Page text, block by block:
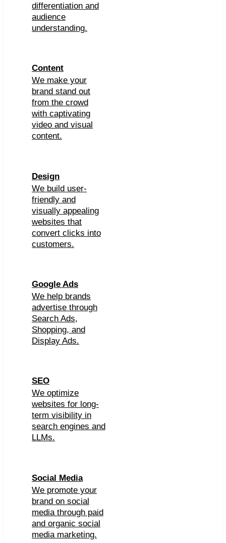
differentiation and
audience
understanding.
Content
We make your
brand stand out
from the crowd
with captivating
video and visual
content.
Design
We build user-
friendly and
visually appealing
websites that
convert clicks into
customers.
Google Ads
We help brands
advertise through
Search Ads,
Shopping, and
Display Ads.
SEO
We optimize
websites for long-
term visibility in
search engines and
LLMs.
Social Media
We promote your
brand on social
media through paid
and organic social
media marketing.